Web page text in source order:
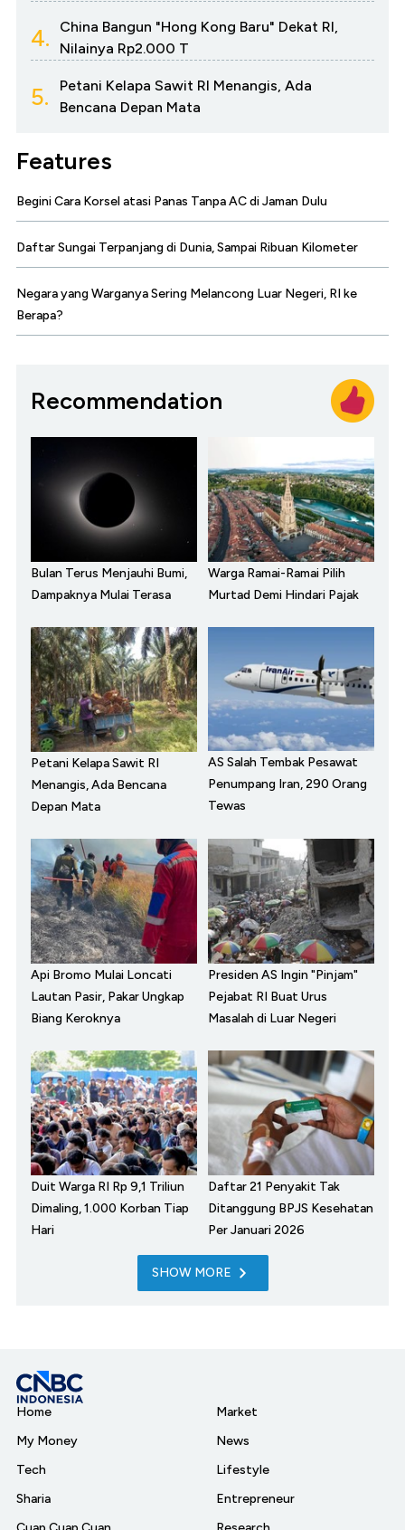
4.
China Bangun "Hong Kong Baru" Dekat RI,
Nilainya Rp2.000 T
5.
Petani Kelapa Sawit RI Menangis, Ada
Bencana Depan Mata
Features
Begini Cara Korsel atasi Panas Tanpa AC di Jaman Dulu
Daftar Sungai Terpanjang di Dunia, Sampai Ribuan Kilometer
Negara yang Warganya Sering Melancong Luar Negeri, RI ke
Berapa?
Recommendation
Bulan Terus Menjauhi Bumi,
Dampaknya Mulai Terasa
Warga Ramai-Ramai Pilih
Murtad Demi Hindari Pajak
Petani Kelapa Sawit RI
Menangis, Ada Bencana
Depan Mata
AS Salah Tembak Pesawat
Penumpang Iran, 290 Orang
Tewas
Api Bromo Mulai Loncati
Lautan Pasir, Pakar Ungkap
Biang Keroknya
Presiden AS Ingin "Pinjam"
Pejabat RI Buat Urus
Masalah di Luar Negeri
Duit Warga RI Rp 9,1 Triliun
Dimaling, 1.000 Korban Tiap
Hari
Daftar 21 Penyakit Tak
Ditanggung BPJS Kesehatan
Per Januari 2026
SHOW MORE
Home
My Money
Tech
Sharia
Market
News
Lifestyle
Entrepreneur